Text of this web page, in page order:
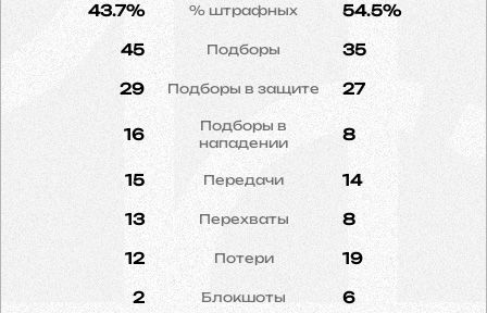
43.7% % штрафных 54.5%
45 Подборы 35
29 Подборы в защите 27
16
Подборы в
нападении
8
15 Передачи 14
13 Перехваты 8
12 Потери 19
2 Блокшоты 6